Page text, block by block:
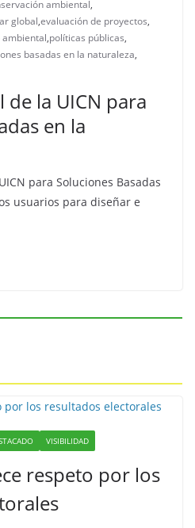
ambiental,
global,evaluación de proyectos,
,políticas públicas,
basadas en la naturaleza,
de la UICN para
en la
para Soluciones Basadas
usuarios para diseñar e
VISIBILIDAD
respeto por los